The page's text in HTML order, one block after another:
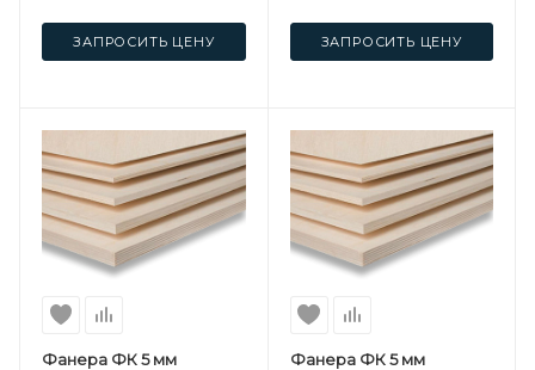
ЗАПРОСИТЬ ЦЕНУ ЗАПРОСИТЬ ЦЕНУ
Фанера ФК 5 мм
Фанера ФК 5 мм